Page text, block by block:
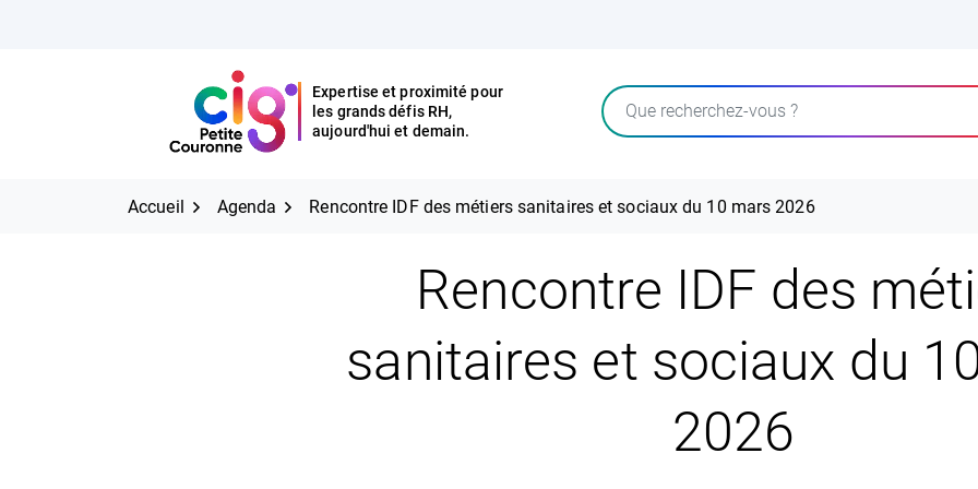
CIG Petite Couronne
Expertise et proximité pour
les grands défis RH,
aujourd'hui et demain.
Rechercher
CIG Petite Couronne
Expertise et proximité pour
les grands défis RH,
aujourd'hui et demain.
Accueil Agenda Rencontre IDF des métiers sanitaires et sociaux du 10 mars 2026
Rencontre IDF des
sanitaires et sociaux du
2026